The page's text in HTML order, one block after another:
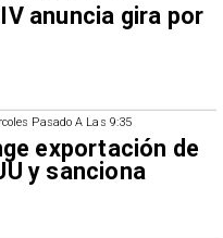
anuncia gira por
Pasado A Las 9:35
exportación de
y sanciona